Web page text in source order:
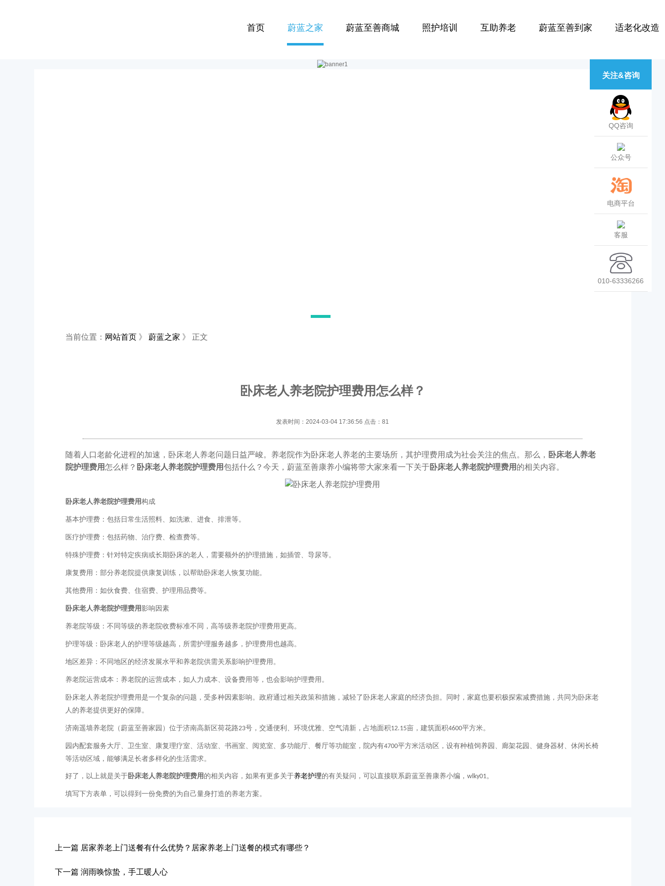
首页 蔚蓝之家 蔚蓝至善商城 照护培训 互助养老 蔚蓝至善到家 适老化改造
当前位置： 网站首页 》 蔚蓝之家 》 正文
卧床老人养老院护理费用怎么样？
发表时间：2024-03-04 17:36:56 点击： 81
随着人口老龄化进程的加速，卧床老人养老问题日益严峻。养老院作为卧床老人养老的主要场所，其护理费用成为社会关注的焦点。 那么， 卧床老人养老
院护理费用怎么样？ 卧床老人养老院护理费用包括什么？今天，蔚蓝至善康养小编将带大家来看一下关于卧床老人养老院护理费用 的相关内容。
卧床老人养老院护理费用构成
基本护理费：包括日常生活照料、如洗漱、进食、排泄等。
医疗护理费：包括药物、治疗费、检查费等。
特殊护理费：针对特定疾病或长期卧床的老人，需要额外的护理措施，如插管、导尿等。
康复费用：部分养老院提供康复训练，以帮助卧床老人恢复功能。
其他费用：如伙食费、住宿费、护理用品费等。
卧床老人养老院护理费用影响因素
养老院等级：不同等级的养老院收费标准不同，高等级养老院护理费用更高。
护理等级：卧床老人的护理等级越高，所需护理服务越多，护理费用也越高。
地区差异：不同地区的经济发展水平和养老院供需关系影响护理费用。
养老院运营成本：养老院的运营成本，如人力成本、设备费用等，也会影响护理费用。
卧床老人养老院护理费用是一个复杂的问题，受多种因素影响。政府通过相关政策和措施，减轻了卧床老人家庭的经济负担。同时，家庭也要积极探索减费措施，共同为卧床老
人的养老提供更好的保障。
济南遥墙养老院（蔚蓝至善家园）位于济南高新区荷花路23号，交通便利、环境优雅、空气清新，占地面积12.15亩，建筑面积4600平方米。
园内配套服务大厅、卫生室、康复理疗室、活动室、书画室、阅览室、多功能厅、餐厅等功能室，院内有4700平方米活动区，设有种植饲养园、廊架花园、健身器材、休闲长椅
等活动区域，能够满足长者多样化的生活需求。
好了，以上就是关于卧床老人养老院护理费用 的相关内容，如果有更多关于养老护理的有关疑问，可以直接联系蔚蓝至善康养小编， wlky01。
填写下方表单，可以得到一份免费的为自己量身打造的养老方案。
上一篇 居家养老上门送餐有什么优势？居家养老上门送餐的模式有哪些？
下一篇 润雨唤惊蛰，手工暖人心
关注&咨询
QQ咨询
公众号
电商平台
客服
010-63336266